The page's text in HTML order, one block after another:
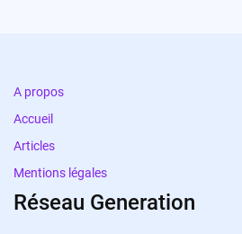
A propos
Accueil
Articles
Mentions légales
Réseau Generation